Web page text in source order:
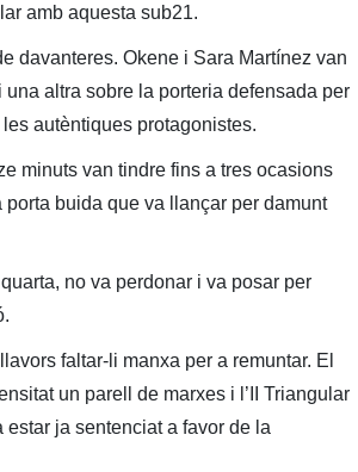
amb aquesta sub21.
davanteres. Okene i Sara Martínez van
altra sobre la porteria defensada per
autèntiques protagonistes.
minuts van tindre fins a tres ocasions
porta buida que va llançar per damunt
no va perdonar i va posar per
faltar-li manxa per a remuntar. El
un parell de marxes i l’II Triangular
estar ja sentenciat a favor de la